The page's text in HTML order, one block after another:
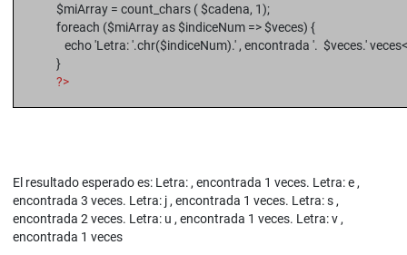
$miArray = count_chars ( $cadena, 1);
foreach ($miArray as $indiceNum => $veces) {
echo 'Letra: '.chr($indiceNum).' , encontrada '. $veces.'
}
?>
El resultado esperado es: Letra: , encontrada 1 veces. Letra: e ,
encontrada 3 veces. Letra: j , encontrada 1 veces. Letra: s ,
encontrada 2 veces. Letra: u , encontrada 1 veces. Letra: v ,
encontrada 1 veces